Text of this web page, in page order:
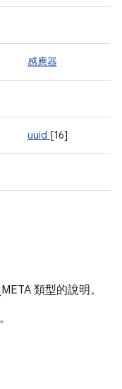
感應器
uuid [16]
類型的說明。